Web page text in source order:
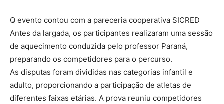
Q evento contou com a pareceria cooperativa SICRED
Antes da largada, os participantes realizaram uma sessão
de aquecimento conduzida pelo professor Paraná,
preparando os competidores para o percurso.
As disputas foram divididas nas categorias infantil e
adulto, proporcionando a participação de atletas de
diferentes faixas etárias. A prova reuniu competidores